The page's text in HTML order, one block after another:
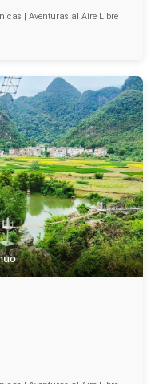
| Aventuras al Aire Libre